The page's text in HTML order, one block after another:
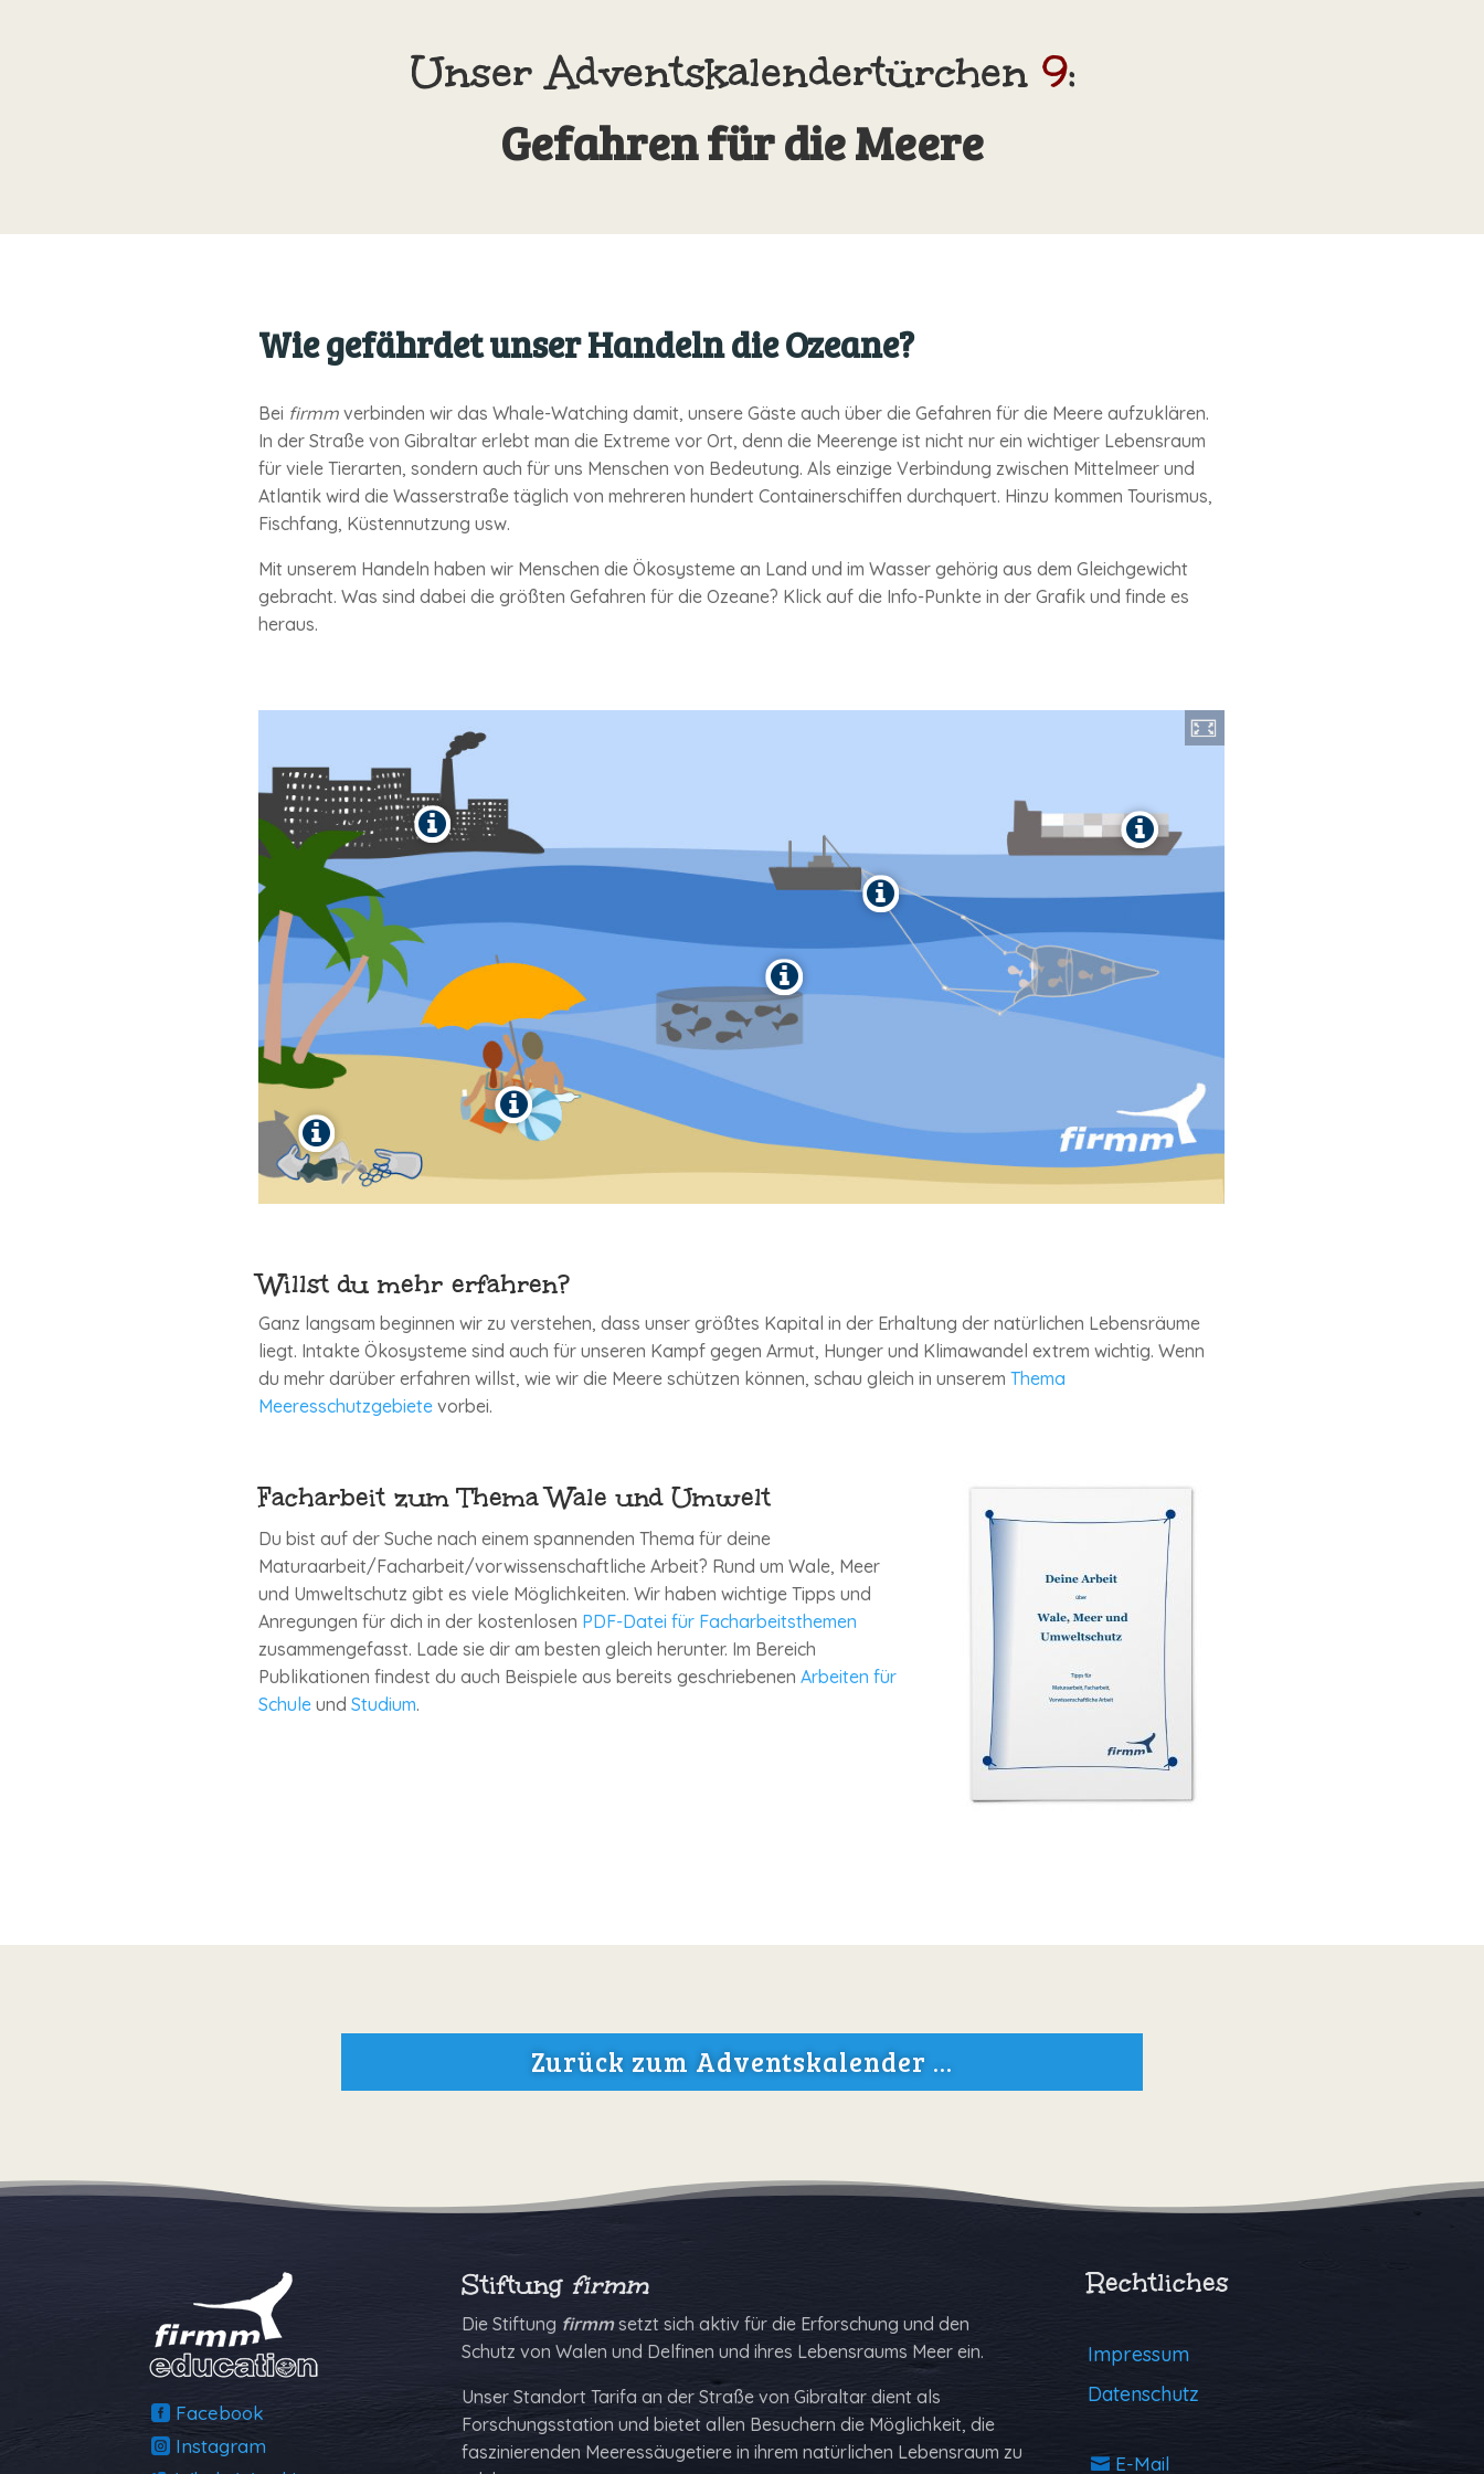
Unser Advents­kalender­türchen 9:
Gefahren für die Meere
Wie gefährdet unser Handeln die Ozeane?
Bei firmm verbinden wir das Whale-Watching damit, unsere Gäste auch über die Gefahren für die Meere aufzuklären.
In der Straße von Gibraltar erlebt man die Extreme vor Ort, denn die Meerenge ist nicht nur ein wichtiger Lebensraum
für viele Tierarten, sondern auch für uns Menschen von Bedeutung. Als einzige Verbindung zwischen Mittelmeer und
Atlantik wird die Wasserstraße täglich von mehreren hundert Containerschiffen durchquert. Hinzu kommen Tourismus,
Fischfang, Küstennutzung usw.
Mit unserem Handeln haben wir Menschen die Ökosysteme an Land und im Wasser gehörig aus dem Gleichgewicht
gebracht. Was sind dabei die größten Gefahren für die Ozeane? Klick auf die Info-Punkte in der Grafik und finde es
heraus.
Willst du mehr erfahren?
Ganz langsam beginnen wir zu verstehen, dass unser größtes Kapital in der Erhaltung der natürlichen Lebensräume
liegt. Intakte Ökosysteme sind auch für unseren Kampf gegen Armut, Hunger und Klimawandel extrem wichtig. Wenn
du mehr darüber erfahren willst, wie wir die Meere schützen können, schau gleich in unseremThema
Meeresschutzgebiete vorbei.
Facharbeit zum Thema Wale und Umwelt
Du bist auf der Suche nach einem spannenden Thema für deine
Maturaarbeit/Facharbeit/vorwissenschaftliche Arbeit? Rund um Wale, Meer
und Umweltschutz gibt es viele Möglichkeiten. Wir haben wichtige Tipps und
Anregungen für dich in der kostenlosen PDF-Datei für Facharbeitsthemen
zusammengefasst. Lade sie dir am besten gleich herunter. Im Bereich
Publikationen findest du auch Beispiele aus bereits geschriebenenArbeiten für
Schule undStudium.
Zurück zum Adventskalender ...
Facebook
Instagram
Stiftung firmm
Die Stiftung firmmsetzt sich aktiv für die Erforschung und den
Schutz von Walen und Delfinen und ihres Lebensraums Meer ein.
Unser Standort Tarifa an der Straße von Gibraltar dient als
Forschungs­station und bietet allen Besuchern die Möglich­keit, die
faszinierenden Meeressäugetiere in ihrem natürlichen Lebens­raum zu
Rechtliches
Impressum
Datenschutz
E-Mail